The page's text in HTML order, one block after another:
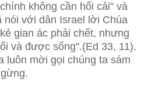
không cần hối cải” và
nói với dân Israel lời Chúa
gian ác phải chết, nhưng
và được sống".(Ed 33, 11).
luôn mời gọi chúng ta sám